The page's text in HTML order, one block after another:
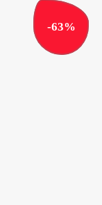
-63%